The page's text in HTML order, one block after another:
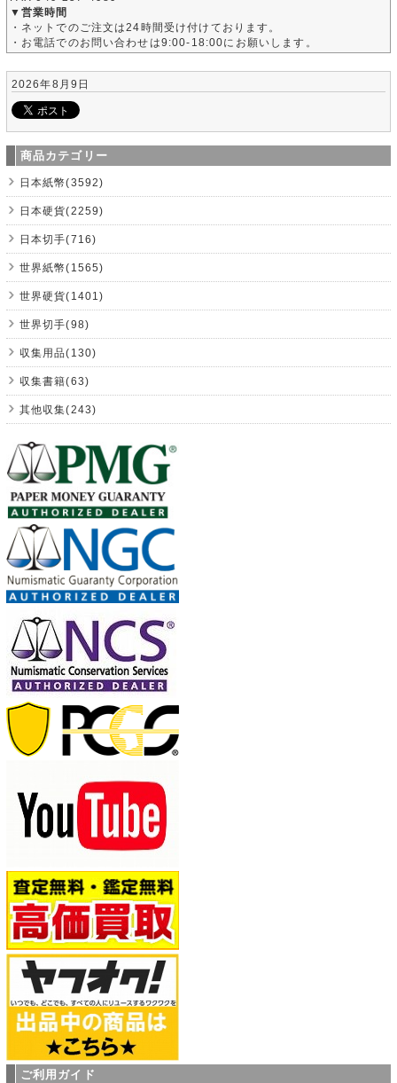
▼営業時間
・ネットでのご注文は24時間受け付けております。
・お電話でのお問い合わせは9:00-18:00にお願いします。
2026年8月9日
商品カテゴリー
日本紙幣(3592)
日本硬貨(2259)
日本切手(716)
世界紙幣(1565)
世界硬貨(1401)
世界切手(98)
収集用品(130)
収集書籍(63)
其他収集(243)
ご利用ガイド